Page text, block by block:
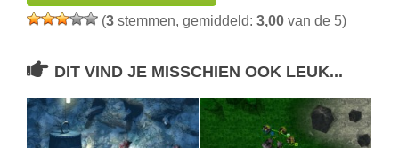
(3 stemmen, gemiddeld: 3,00 van de 5)
DIT VIND JE MISSCHIEN OOK LEUK...